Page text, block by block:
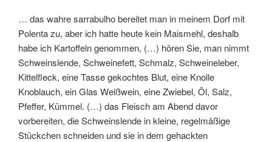
… das wahre sarrabulho bereitet man in meinem Dorf mit
Polenta zu, aber ich hatte heute kein Maismehl, deshalb
habe ich Kartoffeln genommen, (…) hören Sie, man nimmt
Schweinslende, Schweinefett, Schmalz, Schweineleber,
Kittelfleck, eine Tasse gekochtes Blut, eine Knolle
Knoblauch, ein Glas Weißwein, eine Zwiebel, Öl, Salz,
Pfeffer, Kümmel. (…) das Fleisch am Abend davor
vorbereiten, die Schweinslende in kleine, regelmäßige
Stückchen schneiden und sie in dem gehackten